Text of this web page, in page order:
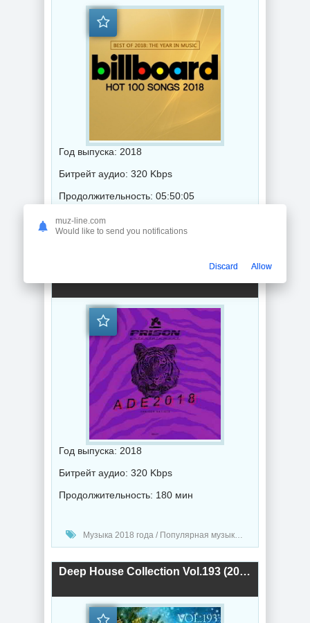
Год выпуска: 2018
Битрейт аудио: 320 Kbps
Продолжительность: 05:50:05
Музыка 2018 года / Популярная музыка / Рок - альтернативная музыка / Фолк музыка / Диско музыка / Рэп - хип хоп музыка
Год выпуска: 2018
Битрейт аудио: 320 Kbps
Продолжительность: 180 мин
Музыка 2018 года / Популярная музыка / Диско музыка
Deep House Collection Vol.193 (2018) торрент
muz-line.com
Would like to send you notifications
Discard Allow